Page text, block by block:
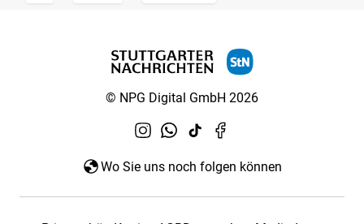
© NPG Digital GmbH 2026
Wo Sie uns noch folgen können